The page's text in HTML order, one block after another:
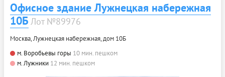
Офисное здание Лужнецкая набережная
10Б Лот №89976
Москва, Лужнецкая набережная, дом 10Б
м. Воробьевы горы 10 мин. пешком
м. Лужники 12 мин. пешком